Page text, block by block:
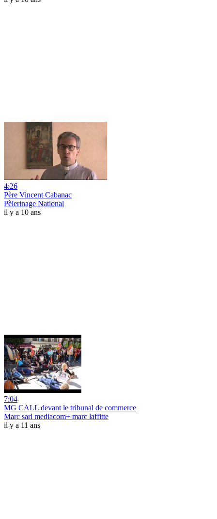
4:26
Père Vincent Cabanac
Pèlerinage National
il y a 10 ans
7:04
MG CALL devant le tribunal de commerce
Marc sarl mediacom+ marc laffitte
il y a 11 ans